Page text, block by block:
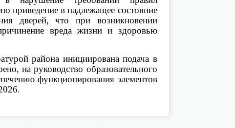
приведение в надлежащее состояние
дверей, что при возникновении
вреда жизни и здоровью
района инициирована подача в
на руководство образовательного
функционирования элементов